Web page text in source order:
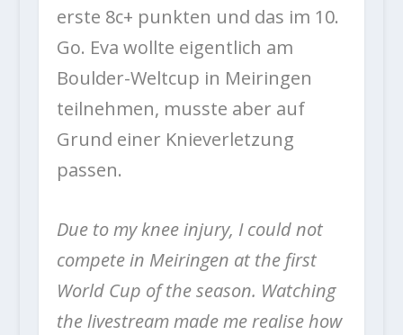
erste 8c+ punkten und das im 10.
Go. Eva wollte eigentlich am
Boulder-Weltcup in Meiringen
teilnehmen, musste aber auf
Grund einer Knieverletzung
passen.
Due to my knee injury, I could not
compete in Meiringen at the first
World Cup of the season. Watching
the livestream made me realise how